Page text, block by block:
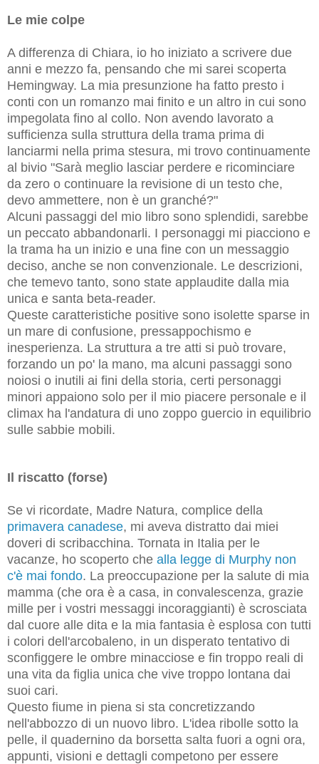
Le mie colpe
A differenza di Chiara, io ho iniziato a scrivere due
anni e mezzo fa, pensando che mi sarei scoperta
Hemingway. La mia presunzione ha fatto presto i
conti con un romanzo mai finito e un altro in cui sono
impegolata fino al collo. Non avendo lavorato a
sufficienza sulla struttura della trama prima di
lanciarmi nella prima stesura, mi trovo continuamente
al bivio "Sarà meglio lasciar perdere e ricominciare
da zero o continuare la revisione di un testo che,
devo ammettere, non è un granché?"
Alcuni passaggi del mio libro sono splendidi, sarebbe
un peccato abbandonarli. I personaggi mi piacciono e
la trama ha un inizio e una fine con un messaggio
deciso, anche se non convenzionale. Le descrizioni,
che temevo tanto, sono state applaudite dalla mia
unica e santa beta-reader.
Queste caratteristiche positive sono isolette sparse in
un mare di confusione, pressappochismo e
inesperienza. La struttura a tre atti si può trovare,
forzando un po' la mano, ma alcuni passaggi sono
noiosi o inutili ai fini della storia, certi personaggi
minori appaiono solo per il mio piacere personale e il
climax ha l'andatura di uno zoppo guercio in equilibrio
sulle sabbie mobili.
Il riscatto (forse)
Se vi ricordate, Madre Natura, complice della
primavera canadese, mi aveva distratto dai miei
doveri di scribacchina. Tornata in Italia per le
vacanze, ho scoperto che alla legge di Murphy non
c'è mai fondo. La preoccupazione per la salute di mia
mamma (che ora è a casa, in convalescenza, grazie
mille per i vostri messaggi incoraggianti) è scrosciata
dal cuore alle dita e la mia fantasia è esplosa con tutti
i colori dell'arcobaleno, in un disperato tentativo di
sconfiggere le ombre minacciose e fin troppo reali di
una vita da figlia unica che vive troppo lontana dai
suoi cari.
Questo fiume in piena si sta concretizzando
nell'abbozzo di un nuovo libro. L'idea ribolle sotto la
pelle, il quadernino da borsetta salta fuori a ogni ora,
appunti, visioni e dettagli competono per essere